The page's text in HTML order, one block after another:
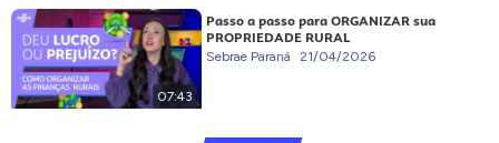
07:43
Passo a passo para ORGANIZAR sua
PROPRIEDADE RURAL
Sebrae Paraná 21/04/2026